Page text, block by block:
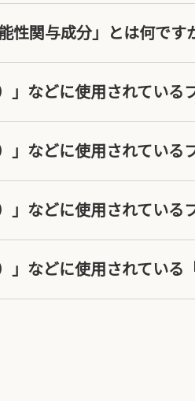
性関与成分」とは何です
」などに使用されてい
」などに使用されてい
」などに使用されてい
」などに使用されてい